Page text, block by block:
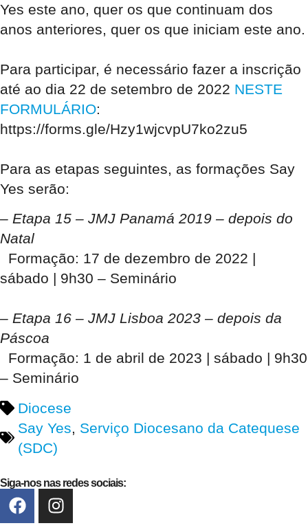
Yes este ano, quer os que continuam dos
anos anteriores, quer os que iniciam este ano.
Para participar, é necessário fazer a inscrição
até ao dia 22 de setembro de 2022 NESTE
FORMULÁRIO:
https://forms.gle/Hzy1wjcvpU7ko2zu5
Para as etapas seguintes, as formações Say
Yes serão:
– Etapa 15 – JMJ Panamá 2019 – depois do
Natal
Formação: 17 de dezembro de 2022 |
sábado | 9h30 – Seminário
– Etapa 16 – JMJ Lisboa 2023 – depois da
Páscoa
Formação: 1 de abril de 2023 | sábado | 9h30
– Seminário
Diocese
Say Yes, Serviço Diocesano da Catequese
(SDC)
Siga-nos nas redes sociais: